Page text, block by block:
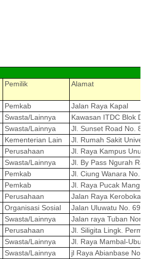
Pemilik Alamat
Pemkab
Jalan Raya Kapal
Swasta/Lainnya
Kawasan ITDC Blok
Swasta/Lainnya
Jl. Sunset Road No.
Kementerian Lain
Jl. Rumah Sakit
Perusahaan
Jl. Raya Kampus
Swasta/Lainnya
Jl. By Pass Ngurah
Pemkab
Jl. Ciung Wanara No.
Pemkab
Jl. Raya Pucak
Perusahaan
Jalan Raya
Organisasi Sosial
Jalan Uluwatu No. 69
Swasta/Lainnya
Jalan raya Tuban
Perusahaan
Jl. Siligita Lingk.
Swasta/Lainnya
Jl. Raya Mambal-Ubud
Swasta/Lainnya
jl Raya Abianbase No